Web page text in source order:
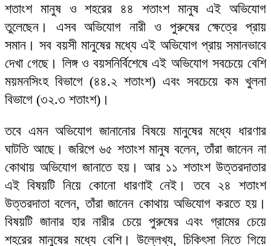
শতাংশ মানুষ ও শহরের ৪৪ শতাংশ মানুষ এই অভিযোগ
তুলেছেন। এসব অভিযোগ নারী ও পুরুষের ক্ষেত্রে প্রায়
সমান। সব বয়সী মানুষের মধ্যে এই অভিযোগ প্রায় সমানভাবে
দেখা গেছে। লিঙ্গ ও বয়সনির্বিশেষে এই অভিযোগ সবচেয়ে বেশি
ময়মনসিংহ বিভাগে (৪৪.২ শতাংশ) এবং সবচেয়ে কম খুলনা
বিভাগে (৩২.৩ শতাংশ)।
তবে এমন অভিযোগ জানানোর বিষয়ে মানুষের মধ্যে ধারণার
ঘাটতি আছে। জরিপে ৬৫ শতাংশ মানুষ বলেন, তাঁরা জানেন না
কোথায় অভিযোগ জানাতে হয়। আর ১১ শতাংশ উত্তরদাতার
এই বিষয়টি নিয়ে কোনো ধারণাই নেই। তবে ২৪ শতাংশ
উত্তরদাতা বলেন, তাঁরা জানেন কোথায় অভিযোগ করতে হয়।
বিষয়টি জানার হার নারীর চেয়ে পুরুষের এবং গ্রামের চেয়ে
শহরের মানুষের মধ্যে বেশি। উল্লেখ্য, চিকিৎসা নিতে গিয়ে